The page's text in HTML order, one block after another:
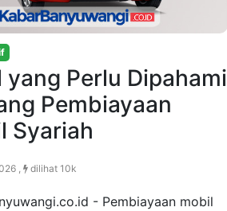
yang Perlu Dipahami
Pembiayaan
Syariah
, dilihat 10k
- Pembiayaan mobil